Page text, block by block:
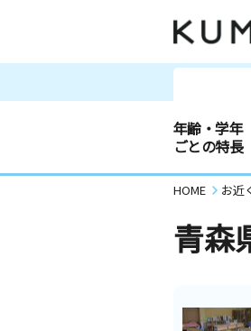
年齢・学年
ごとの特長
HOME お近
青森